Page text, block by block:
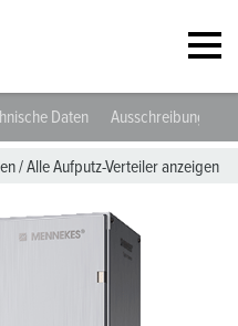
Daten
/Alle Aufputz-Verteiler anzeigen